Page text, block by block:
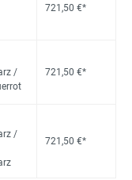
721,50 €*
/
721,50 €*
/
721,50 €*